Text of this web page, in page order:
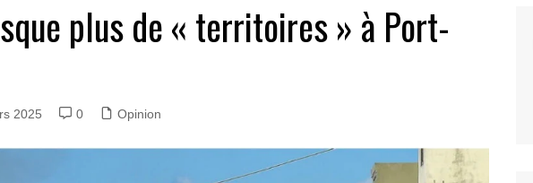
Société
plus de « territoires » à Port-
2025 0 Opinion